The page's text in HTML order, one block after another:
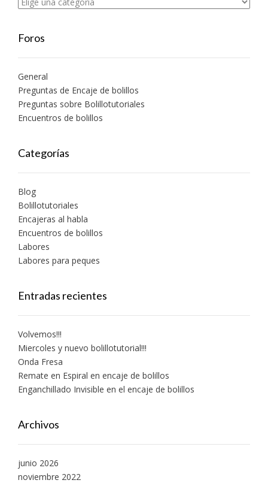
Foros
General
Preguntas de Encaje de bolillos
Preguntas sobre Bolillotutoriales
Encuentros de bolillos
Categorías
Blog
Bolillotutoriales
Encajeras al habla
Encuentros de bolillos
Labores
Labores para peques
Entradas recientes
Volvemos!!!
Miercoles y nuevo bolillotutorial!!!
Onda Fresa
Remate en Espiral en encaje de bolillos
Enganchillado Invisible en el encaje de bolillos
Archivos
junio 2026
noviembre 2022